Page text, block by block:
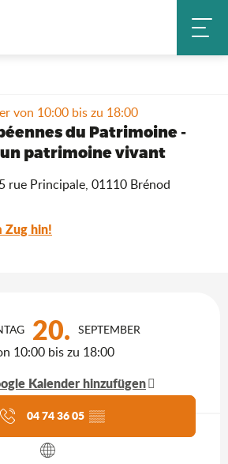
Patrimoine - Sous nos pieds un patrimoine
von 10:00 bis zu 18:00
du Patrimoine -
un patrimoine vivant
rue Principale, 01110 Brénod
Zug hin!
20. SEPTEMBER
10:00 bis zu 18:00
Kalender hinzufügen
Agenda
04 74 36 05 ▒▒